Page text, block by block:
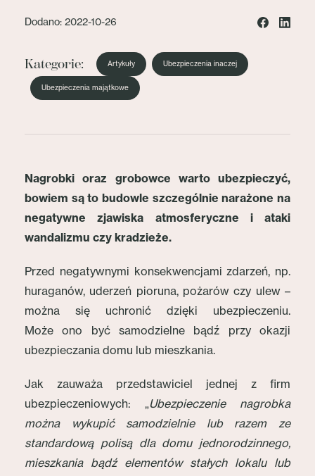
Dodano: 2022-10-26
Kategorie: Artykuły Ubezpieczenia inaczej
Ubezpieczenia majątkowe
Nagrobki oraz grobowce warto ubezpieczyć,
bowiem są to budowle szczególnie narażone na
negatywne zjawiska atmosferyczne i ataki
wandalizmu czy kradzieże.
Przed negatywnymi konsekwencjami zdarzeń, np.
huraganów, uderzeń pioruna, pożarów czy ulew –
można się uchronić dzięki ubezpieczeniu.
Może ono być samodzielne bądź przy okazji
ubezpieczania domu lub mieszkania.
Jak zauważa przedstawiciel jednej z firm
ubezpieczeniowych: „Ubezpieczenie nagrobka
można wykupić samodzielnie lub razem ze
standardową polisą dla domu jednorodzinnego,
mieszkania bądź elementów stałych lokalu lub